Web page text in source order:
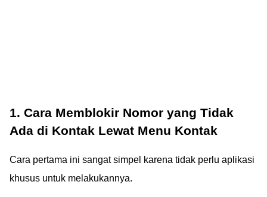
1. Cara Memblokir Nomor yang Tidak
Ada di Kontak Lewat Menu Kontak
Cara pertama ini sangat simpel karena tidak perlu aplikasi
khusus untuk melakukannya.